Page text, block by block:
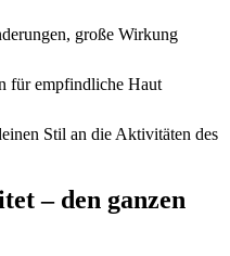
große Wirkung
für empfindliche Haut
Stil an die Aktivitäten des
– den ganzen